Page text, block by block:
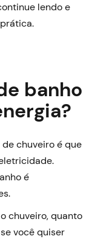
lendo e
banho
chuveiro é que
é
chuveiro, quanto
você quiser